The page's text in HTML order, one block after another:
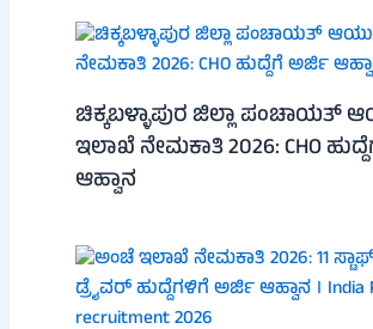
ಚಿಕ್ಕಬಳ್ಳಾಪುರ ಜಿಲ್ಲಾ ಪಂಚಾಯತ್
ಇಲಾಖೆ ನೇಮಕಾತಿ 2026: CHO
ಆಹ್ವಾನ